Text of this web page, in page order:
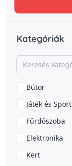
Kategóriák
Bútor
Játék és Sport
Fürdőszoba
Elektronika
Kert